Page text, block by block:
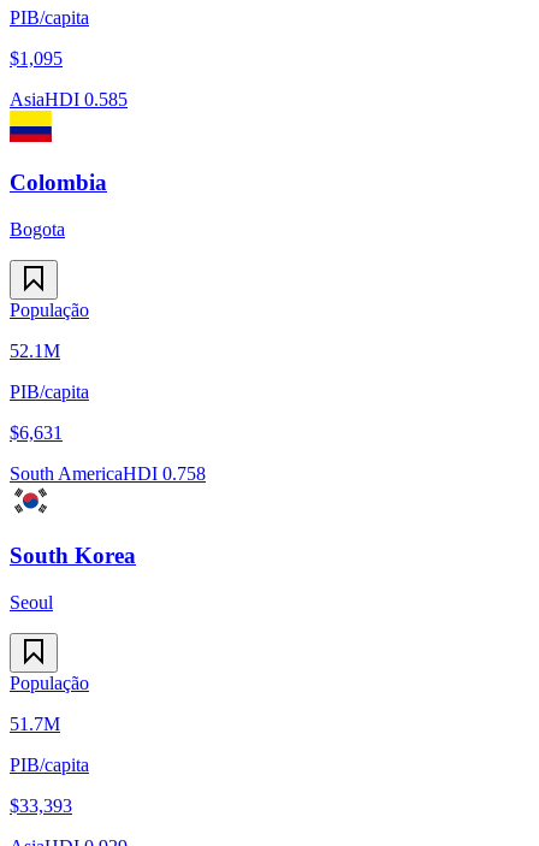
PIB/capita
$1,095
AsiaHDI 0.585
Colombia
Bogota
População
52.1M
PIB/capita
$6,631
South AmericaHDI 0.758
South Korea
Seoul
População
51.7M
PIB/capita
$33,393